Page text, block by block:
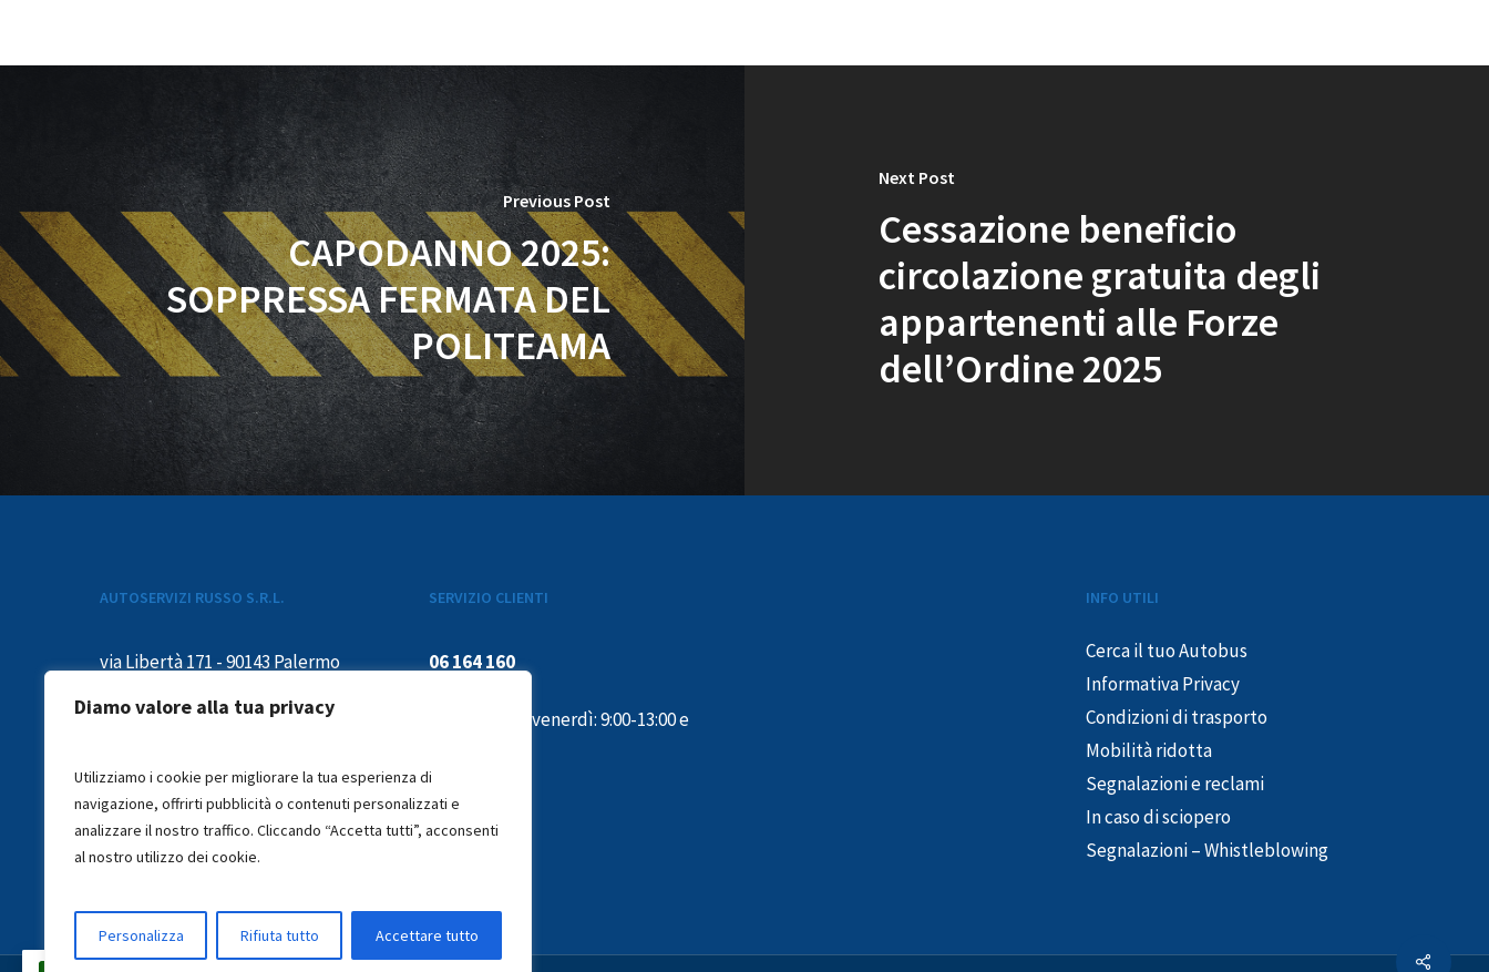
Diamo valore alla tua privacy
Utilizziamo i cookie per migliorare la tua esperienza di
navigazione, offrirti pubblicità o contenuti personalizzati e
analizzare il nostro traffico. Cliccando “Accetta tutti”, acconsenti
al nostro utilizzo dei cookie.
Personalizza Rifiuta tutto Accettare tutto
Previous Post
CAPODANNO 2025:
SOPPRESSA FERMATA DEL
POLITEAMA
Next Post
Cessazione beneficio
circolazione gratuita degli
appartenenti alle Forze
dell’Ordine 2025
AUTOSERVIZI RUSSO S.R.L.
via Libertà 171 - 90143 Palermo
TP021 – 1715
info@russoautoservizi.it
SERVIZIO CLIENTI
06 164 160
dal lunedì al venerdì: 9:00-13:00 e
INFO UTILI
Cerca il tuo Autobus
Informativa Privacy
Condizioni di trasporto
Mobilità ridotta
Segnalazioni e reclami
In caso di sciopero
Segnalazioni – Whistleblowing